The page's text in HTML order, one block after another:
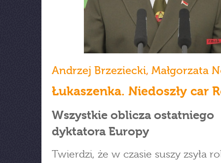
Andrzej Brzeziecki, Małgorzata
Łukaszenka. Niedoszły car
Wszystkie oblicza ostatniego
dyktatora Europy
Twierdzi, że w czasie suszy zsyła